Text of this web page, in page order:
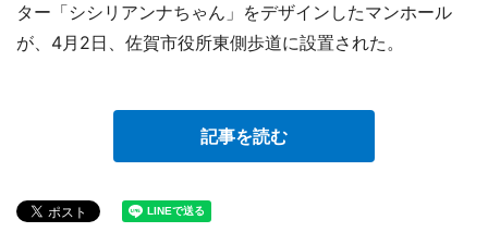
ター「シシリアンナちゃん」をデザインしたマンホール
が、4月2日、佐賀市役所東側歩道に設置された。
記事を読む